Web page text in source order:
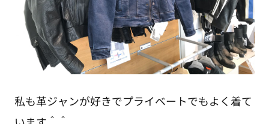
私も革ジャンが好きでプライベートでもよく着て